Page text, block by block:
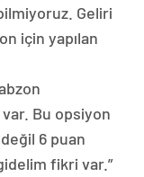
Geliri
için yapılan
Bu opsiyon
6 puan
fikri var.”